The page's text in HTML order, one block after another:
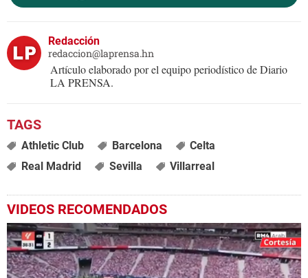
Redacción
redaccion@laprensa.hn
Artículo elaborado por el equipo periodístico de Diario
LA PRENSA.
Athletic Club Barcelona
Celta
Real Madrid
Sevilla Villarreal
VIDEOS RECOMENDADOS